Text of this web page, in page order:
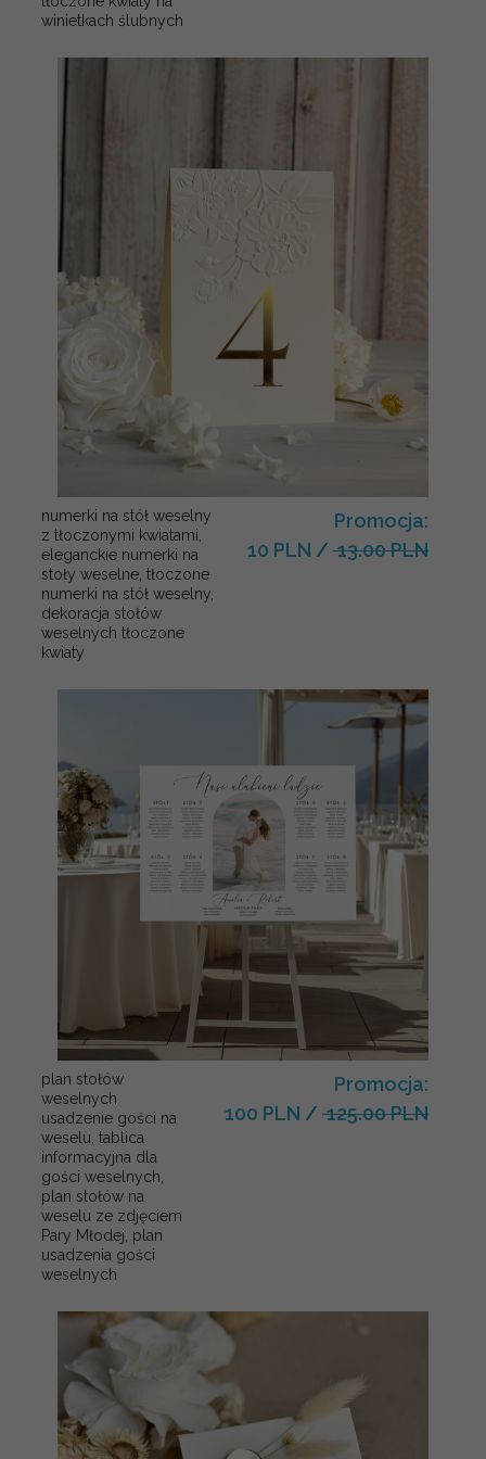
winietkach ślubnych
numerki na stół weselny
z tłoczonymi kwiatami,
eleganckie numerki na
stoły weselne, tłoczone
numerki na stół weselny,
dekoracja stołów
weselnych tłoczone
kwiaty
Promocja:
10 PLN / 13.00 PLN
plan stołów
weselnych
usadzenie gości na
weselu, tablica
informacyjna dla
gości weselnych,
plan stołów na
weselu ze zdjęciem
Pary Młodej, plan
usadzenia gości
weselnych
Promocja:
100 PLN / 125.00 PLN